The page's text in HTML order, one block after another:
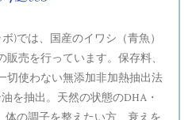
)では、国産のイワシ（青魚）
売を行っています。保存料、
切使わない無添加非加熱抽出法
を抽出。天然の状態のDHA・